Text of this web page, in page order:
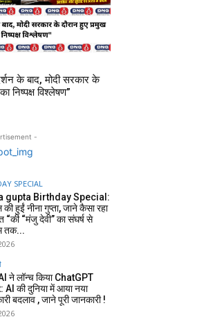
के बाद, मोदी सरकार के
निष्पक्ष विश्लेषण”
-
SPECIAL
gupta Birthday Special:
हुईं नीना गुप्ता, जाने कैसा रहा
“की “मंजु देवी” का संघर्ष से
तक...
ने लॉन्च किया ChatGPT
की दुनिया में आया नया
बदलाव , जाने पूरी जानकारी !